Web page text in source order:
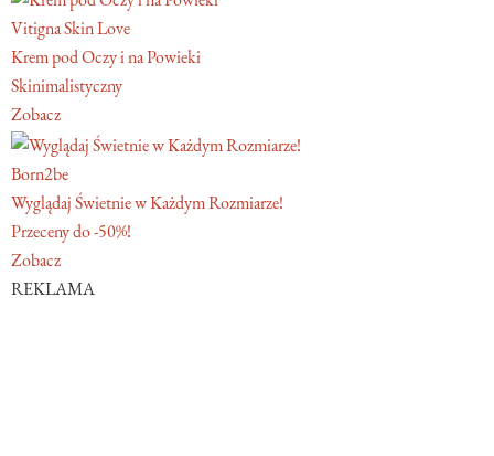
Vitigna Skin Love
Krem pod Oczy i na Powieki
Skinimalistyczny
Zobacz
Born2be
Wyglądaj Świetnie w Każdym Rozmiarze!
Przeceny do -50%!
Zobacz
REKLAMA